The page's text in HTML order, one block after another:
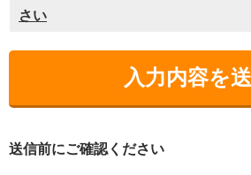
さい
送信前にご確認ください